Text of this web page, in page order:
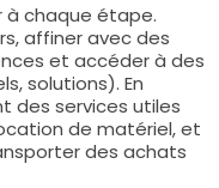
à chaque étape.
affiner avec des
et accéder à des
solutions). En
des services utiles
de matériel, et
des achats